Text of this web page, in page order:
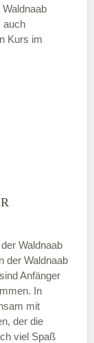
auch
Kurs im
Waldnaab
der Waldnaab
Anfänger
In
mit
der die
viel Spaß